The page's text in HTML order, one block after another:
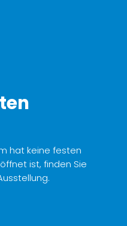
hat keine festen
ist, finden Sie